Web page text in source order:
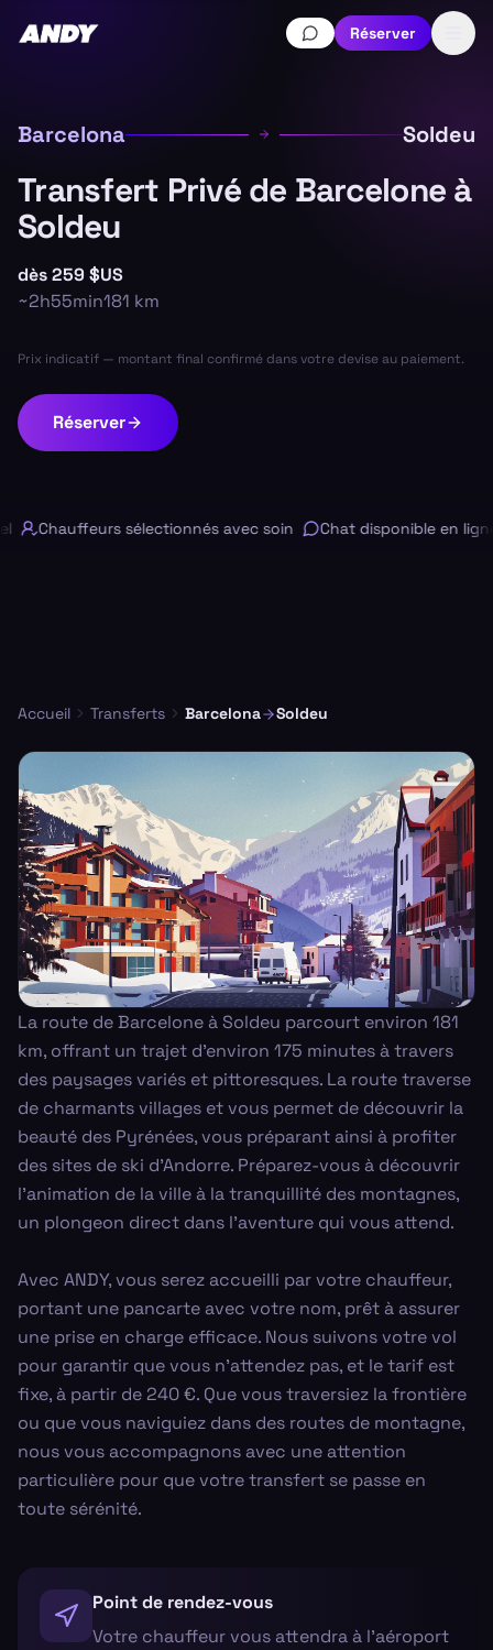
Réserver
Barcelona Soldeu
Transfert Privé de Barcelone à
Soldeu
dès259 $US
~2h55min181 km
Prix indicatif — montant final confirmé dans votre devise au paiement.
Réserver
Chauffeurs sélectionnés avec soin Chat disponible en ligne
Accueil Transferts Barcelona Soldeu
La route de Barcelone à Soldeu parcourt environ 181
km, offrant un trajet d'environ 175 minutes à travers
des paysages variés et pittoresques. La route traverse
de charmants villages et vous permet de découvrir la
beauté des Pyrénées, vous préparant ainsi à profiter
des sites de ski d'Andorre. Préparez-vous à découvrir
l'animation de la ville à la tranquillité des montagnes,
un plongeon direct dans l'aventure qui vous attend.
Avec ANDY, vous serez accueilli par votre chauffeur,
portant une pancarte avec votre nom, prêt à assurer
une prise en charge efficace. Nous suivons votre vol
pour garantir que vous n'attendez pas, et le tarif est
fixe, à partir de 240 €. Que vous traversiez la frontière
ou que vous naviguiez dans des routes de montagne,
nous vous accompagnons avec une attention
particulière pour que votre transfert se passe en
toute sérénité.
Point de rendez-vous
Votre chauffeur vous attendra à l'aéroport